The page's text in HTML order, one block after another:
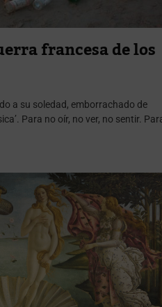
francesa de los
a su soledad, emborrachado de
Para no oír, no ver, no sentir.